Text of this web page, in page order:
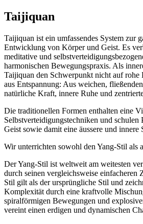
Taijiquan
Taijiquan ist ein umfassendes System zur
Entwicklung von Körper und Geist. Es
meditative und
harmonischen Bewegungspraxis. Als
Taijiquan den Schwerpunkt nicht auf rohe
aus Entspannung: Aus weichen,
natürliche Kraft, innere Ruhe und
Die traditionellen Formen enthalten eine
Selbstverteidigungstechniken und schulen
Geist sowie damit eine äussere und innere
Wir unterrichten sowohl den Yang-Stil als
Der Yang-Stil ist weltweit am weitesten
durch seinen vergleichsweise einfacheren
Stil gilt als der ursprüngliche Stil und
Komplexität durch eine kraftvolle
spiralförmigen Bewegungen und
vereint einen erdigen und dynamischen